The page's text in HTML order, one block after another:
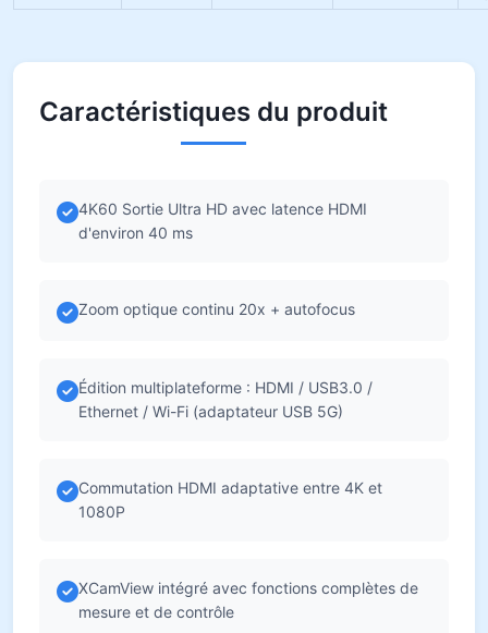
Caractéristiques du produit
4K60 Sortie Ultra HD avec latence HDMI
d'environ 40 ms
Zoom optique continu 20x + autofocus
Édition multiplateforme : HDMI / USB3.0 /
Ethernet / Wi-Fi (adaptateur USB 5G)
Commutation HDMI adaptative entre 4K et
1080P
XCamView intégré avec fonctions complètes de
mesure et de contrôle